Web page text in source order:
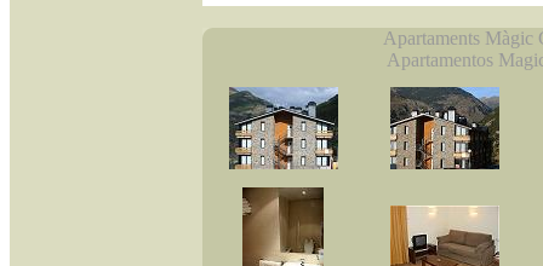
Apartaments Màgic
Apartamentos